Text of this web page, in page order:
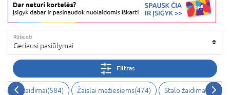
Rūšiuoti
Geriausi pasiūlymai
Filtras
žaidimai(584) Žaislai mažiesiems(474) Stalo žaidimai 472 )